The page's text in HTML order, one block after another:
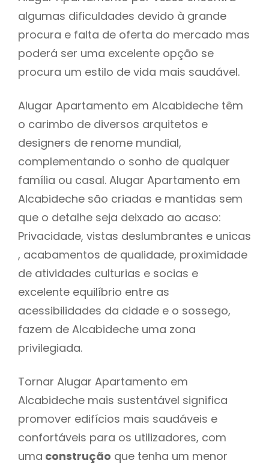
algumas dificuldades devido à grande
procura e falta de oferta do mercado mas
poderá ser uma excelente opção se
procura um estilo de vida mais saudável.
Alugar Apartamento em Alcabideche têm
o carimbo de diversos arquitetos e
designers de renome mundial,
complementando o sonho de qualquer
família ou casal. Alugar Apartamento em
Alcabideche são criadas e mantidas sem
que o detalhe seja deixado ao acaso:
Privacidade, vistas deslumbrantes e unicas
, acabamentos de qualidade, proximidade
de atividades culturias e socias e
excelente equilíbrio entre as
acessibilidades da cidade e o sossego,
fazem de Alcabideche uma zona
privilegiada.
Tornar Alugar Apartamento em
Alcabideche mais sustentável significa
promover edifícios mais saudáveis e
confortáveis para os utilizadores, com
uma construção que tenha um menor